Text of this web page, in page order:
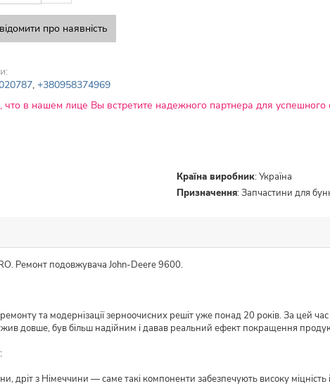
про наявність
, +380958374969
что в нашем лице Вы встретите надежного партнера для успешного
Країна виробник:Україна
Призначення:Запчастини для
Ремонт подовжувача John-Deere 9600.
та модернізації зерноочисних решіт уже понад 20 років. За цей
довше, був більш надійним і давав реальний ефект покращення
з Німеччини — саме такі компоненти забезпечують високу міцність і